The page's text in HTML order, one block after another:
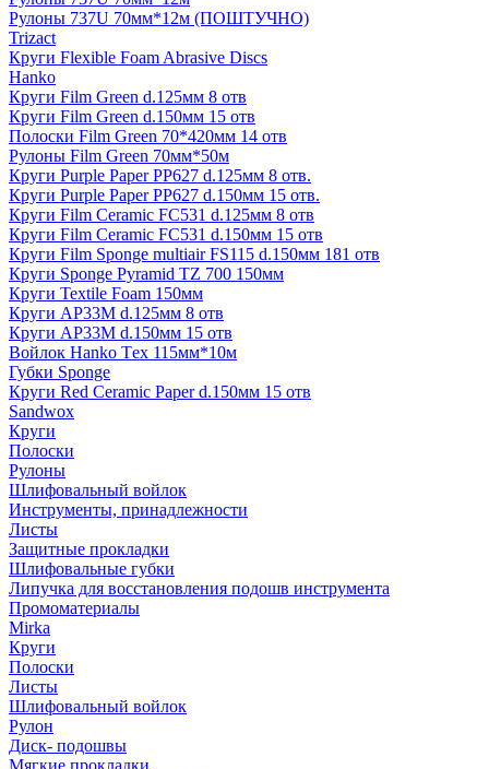
Рулоны 737U 70мм*12м (ПОШТУЧНО)
Trizact
Круги Flexible Foam Abrasive Discs
Hanko
Круги Film Green d.125мм 8 отв
Круги Film Green d.150мм 15 отв
Полоски Film Green 70*420мм 14 отв
Рулоны Film Green 70мм*50м
Круги Purple Paper PP627 d.125мм 8 отв.
Круги Purple Paper PP627 d.150мм 15 отв.
Круги Film Ceramic FC531 d.125мм 8 отв
Круги Film Ceramic FC531 d.150мм 15 отв
Круги Film Sponge multiair FS115 d.150мм 181 отв
Круги Sponge Pyramid TZ 700 150мм
Круги Textile Foam 150мм
Круги AP33M d.125мм 8 отв
Круги AP33M d.150мм 15 отв
Войлок Hanko Tех 115мм*10м
Губки Sponge
Круги Red Ceramic Paper d.150мм 15 отв
Sandwox
Круги
Полоски
Рулоны
Шлифовальный войлок
Инструменты, принадлежности
Листы
Защитные прокладки
Шлифовальные губки
Липучка для восстановления подошв инструмента
Промоматериалы
Mirka
Круги
Полоски
Листы
Шлифовальный войлок
Рулон
Диск- подошвы
Мягкие прокладки